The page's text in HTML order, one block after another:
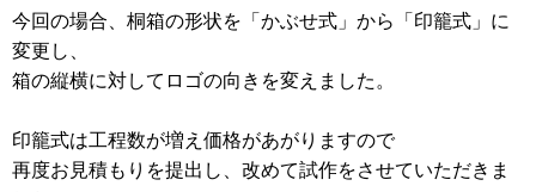
今回の場合、桐箱の形状を「かぶせ式」から「印籠式」に
変更し、
箱の縦横に対してロゴの向きを変えました。
印籠式は工程数が増え価格があがりますので
再度お見積もりを提出し、改めて試作をさせていただきま